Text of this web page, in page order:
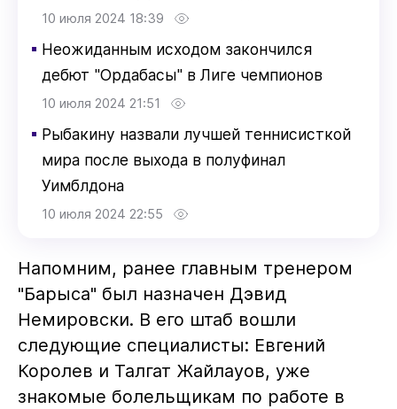
10 июля 2024 18:39
▪ Неожиданным исходом закончился
дебют "Ордабасы" в Лиге чемпионов
10 июля 2024 21:51
▪ Рыбакину назвали лучшей теннисисткой
мира после выхода в полуфинал
Уимблдона
10 июля 2024 22:55
Напомним, ранее главным тренером
"Барыса" был назначен Дэвид
Немировски. В его штаб вошли
следующие специалисты: Евгений
Королев и Талгат Жайлауов, уже
знакомые болельщикам по работе в